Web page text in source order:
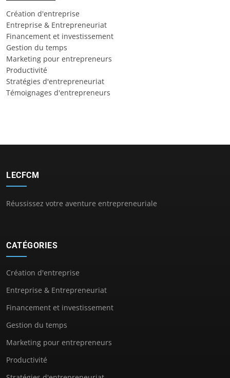
Création d'entreprise
Entreprise & Entrepreneuriat
Financement et investissement
Gestion du temps
Marketing pour entrepreneurs
Productivité
Stratégies d'entrepreneuriat
Témoignages d'entrepreneurs
LECFCM
Réussissez votre aventure entrepreneuriale
CATÉGORIES
Création d'entreprise
Entreprise & Entrepreneuriat
Financement et investissement
Gestion du temps
Marketing pour entrepreneurs
Productivité